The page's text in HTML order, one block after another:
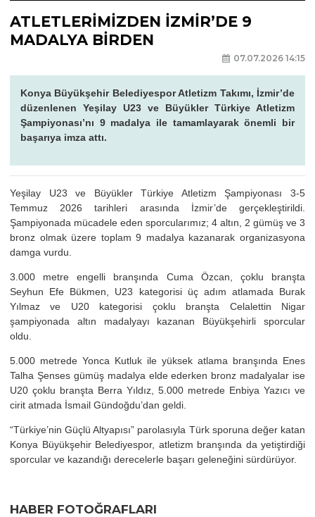
ATLETLERİMİZDEN İZMİR’DE 9
MADALYA BİRDEN
07.07.2026 14:15
Konya Büyükşehir Belediyespor Atletizm Takımı, İzmir’de
düzenlenen Yeşilay U23 ve Büyükler Türkiye Atletizm
Şampiyonası’nı 9 madalya ile tamamlayarak önemli bir
başarıya imza attı.
Yeşilay U23 ve Büyükler Türkiye Atletizm Şampiyonası 3-5
Temmuz 2026 tarihleri arasında İzmir’de gerçekleştirildi.
Şampiyonada mücadele eden sporcularımız; 4 altın, 2 gümüş ve 3
bronz olmak üzere toplam 9 madalya kazanarak organizasyona
damga vurdu.
3.000 metre engelli branşında Cuma Özcan, çoklu branşta
Seyhun Efe Bükmen, U23 kategorisi üç adım atlamada Burak
Yılmaz ve U20 kategorisi çoklu branşta Celalettin Nigar
şampiyonada altın madalyayı kazanan Büyükşehirli sporcular
oldu.
5.000 metrede Yonca Kutluk ile yüksek atlama branşında Enes
Talha Şenses gümüş madalya elde ederken bronz madalyalar ise
U20 çoklu branşta Berra Yıldız, 5.000 metrede Enbiya Yazıcı ve
cirit atmada İsmail Gündoğdu’dan geldi.
“Türkiye’nin Güçlü Altyapısı” parolasıyla Türk sporuna değer katan
Konya Büyükşehir Belediyespor, atletizm branşında da yetiştirdiği
sporcular ve kazandığı derecelerle başarı geleneğini sürdürüyor.
HABER FOTOĞRAFLARI